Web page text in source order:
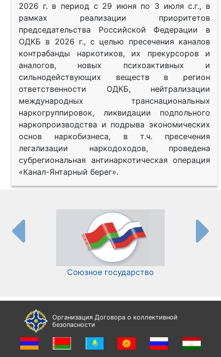
2026 г. в период с 29 июня по 3 июля с.г., в
рамках реализации приоритетов
председательства Российской Федерации в
ОДКБ в 2026 г., с целью пресечения каналов
контрабанды наркотиков, их прекурсоров и
аналогов, новых психоактивных и
сильнодействующих веществ в регион
ответственности ОДКБ, нейтрализации
международных транснациональных
наркогруппировок, ликвидации подпольного
наркопроизводства и подрыва экономических
основ наркобизнеса, в т.ч. пресечения
легализации наркодоходов, проведена
субрегиональная антинаркотическая операция
«Канал-Янтарный берег».
Союзное государство
Организация Договора о коллективной
безопасности